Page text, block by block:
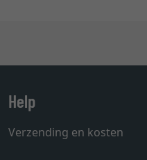
Help
Verzending en kosten